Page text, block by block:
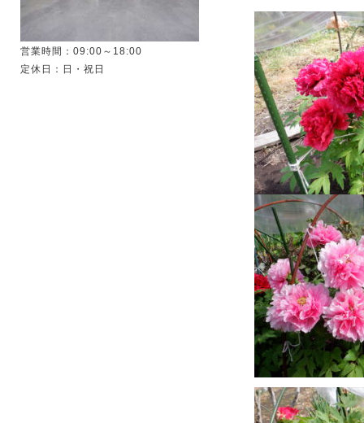
営業時間：09:00～18:00
定休日：日・祝日